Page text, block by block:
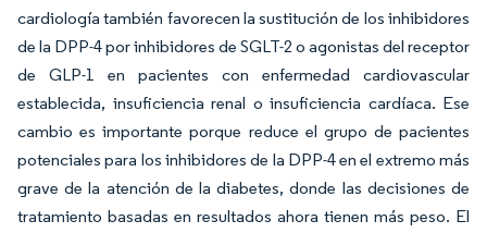
cardiología también favorecen la sustitución de los inhibidores
de la DPP-4 por inhibidores de SGLT-2 o agonistas del receptor
de GLP-1 en pacientes con enfermedad cardiovascular
establecida, insuficiencia renal o insuficiencia cardíaca. Ese
cambio es importante porque reduce el grupo de pacientes
potenciales para los inhibidores de la DPP-4 en el extremo más
grave de la atención de la diabetes, donde las decisiones de
tratamiento basadas en resultados ahora tienen más peso. El